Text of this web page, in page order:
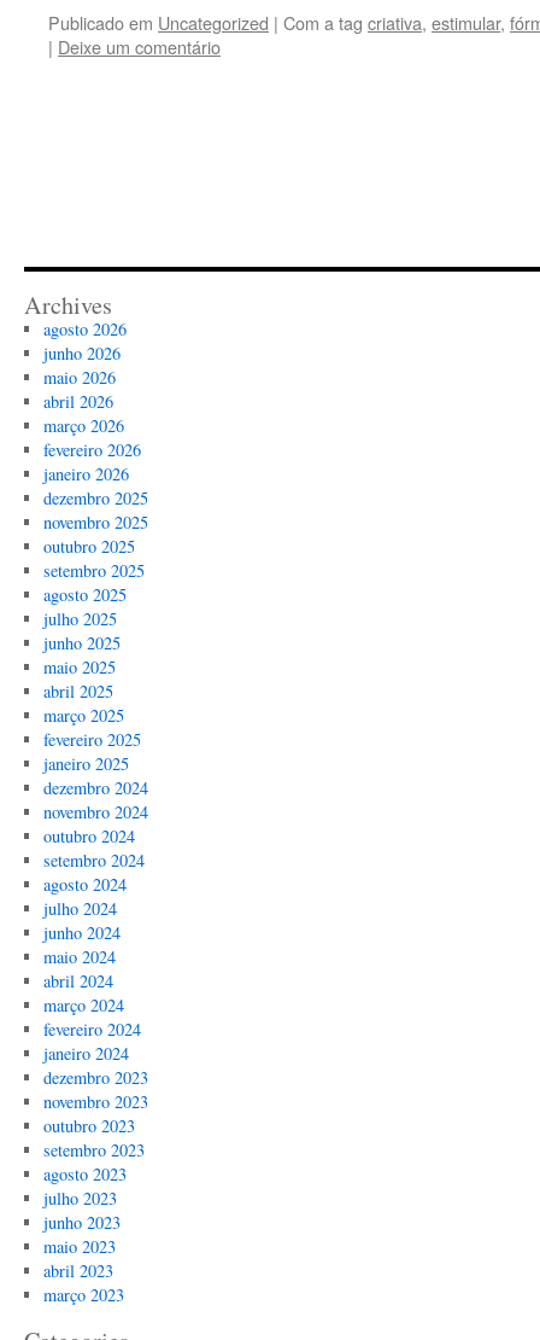
Publicado em Uncategorized | Com a tag criativa, estimular,
| Deixe um comentário
Archives
agosto 2026
junho 2026
maio 2026
abril 2026
março 2026
fevereiro 2026
janeiro 2026
dezembro 2025
novembro 2025
outubro 2025
setembro 2025
agosto 2025
julho 2025
junho 2025
maio 2025
abril 2025
março 2025
fevereiro 2025
janeiro 2025
dezembro 2024
novembro 2024
outubro 2024
setembro 2024
agosto 2024
julho 2024
junho 2024
maio 2024
abril 2024
março 2024
fevereiro 2024
janeiro 2024
dezembro 2023
novembro 2023
outubro 2023
setembro 2023
agosto 2023
julho 2023
junho 2023
maio 2023
abril 2023
março 2023